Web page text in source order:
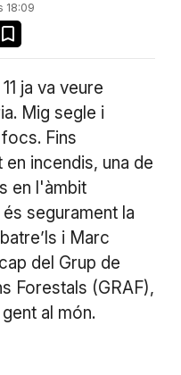
18:09
ja va veure
Mig segle i
Fins
incendis, una de
en l'àmbit
segurament la
i Marc
del Grup de
Forestals (GRAF),
al món.